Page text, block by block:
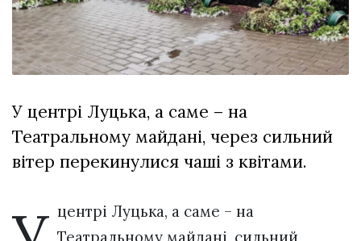
залишив у
Луцьку
три...
27 Липня 2026
776 переглядів
Всі розділи
Персона
Лайф
Афіша
Контакти
У центрі Луцька, а саме – на
Театральному майдані, через сильний
вітер перекинулися чаші з квітами.
центрі Луцька, а саме – на